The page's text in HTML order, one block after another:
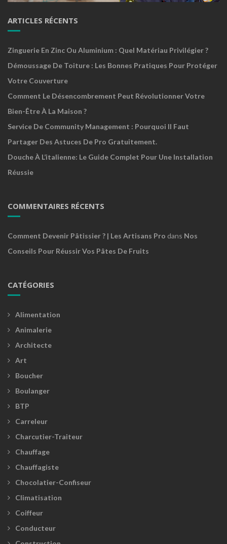
ARTICLES RÉCENTS
Zinguerie En Zinc Ou Aluminium : Quel Matériau Privilégier ?
Démoussage De Toiture : Les Bonnes Pratiques Pour Protéger
Votre Couverture
Comment Le Désencombrement Peut Révolutionner Votre
Bien-Être À La Maison ?
Service De Community Management : Pourquoi Il Faut
Partager Des Astuces De Pro Gratuitement.
Douche À L’italienne: Le Guide Complet Pour Une Installation
Réussie
COMMENTAIRES RÉCENTS
Comment Devenir Pâtissier ? | Les Artisans Pro dans Nos
Conseils Pour Réussir Vos Pâtes De Fruits
CATÉGORIES
Alimentation
Animalerie
Architecte
Art
Boucher
Boulanger
BTP
Carreleur
Charcutier-Traiteur
Chauffage
Chauffagiste
Chocolatier-Confiseur
Climatisation
Coiffeur
Conducteur